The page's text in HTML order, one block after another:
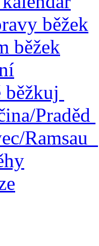
běžek
běžek
běžkuj
Praděd
Ramsau